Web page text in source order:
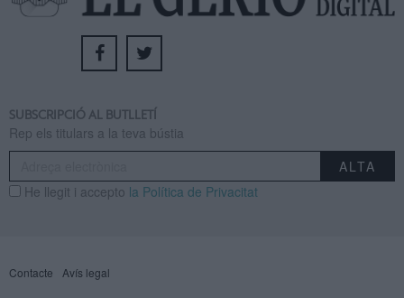
SUBSCRIPCIÓ AL BUTLLETÍ
Rep els titulars a la teva bústia
He llegit i accepto la Política de Privacitat
Contacte Avís legal